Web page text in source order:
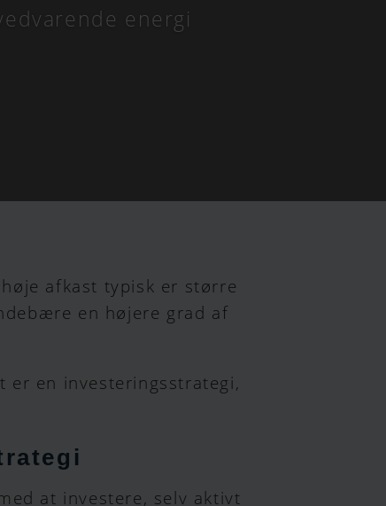
energi
afkast typisk er større
en højere grad af
er en investeringsstrategi,
at investere, selv aktivt